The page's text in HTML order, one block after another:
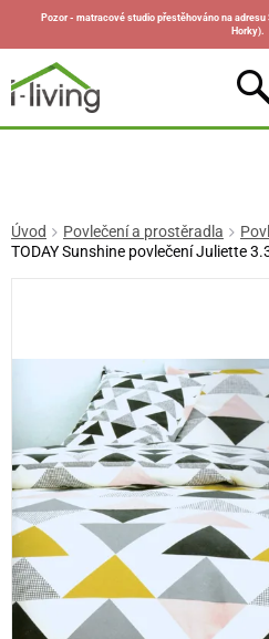
Pozor - matracové studio přestěhováno na
Horky).
Úvod Povlečení a prostěradla
TODAY Sunshine povlečení Juliette